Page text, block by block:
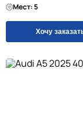
Мест: 5
Хочу